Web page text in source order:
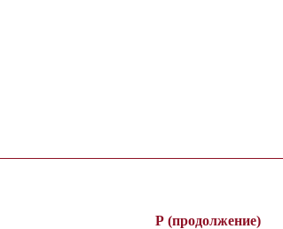
Р (продолжение)